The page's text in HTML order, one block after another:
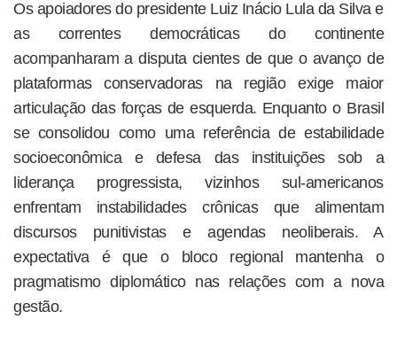
Os apoiadores do presidente Luiz Inácio Lula da Silva e
as correntes democráticas do continente
acompanharam a disputa cientes de que o avanço de
plataformas conservadoras na região exige maior
articulação das forças de esquerda. Enquanto o Brasil
se consolidou como uma referência de estabilidade
socioeconômica e defesa das instituições sob a
liderança progressista, vizinhos sul-americanos
enfrentam instabilidades crônicas que alimentam
discursos punitivistas e agendas neoliberais. A
expectativa é que o bloco regional mantenha o
pragmatismo diplomático nas relações com a nova
gestão.